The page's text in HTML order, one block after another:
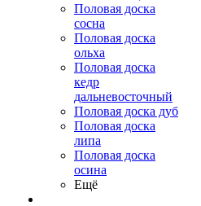
Половая доска
сосна
Половая доска
ольха
Половая доска
кедр
дальневосточный
Половая доска дуб
Половая доска
липа
Половая доска
осина
Ещё